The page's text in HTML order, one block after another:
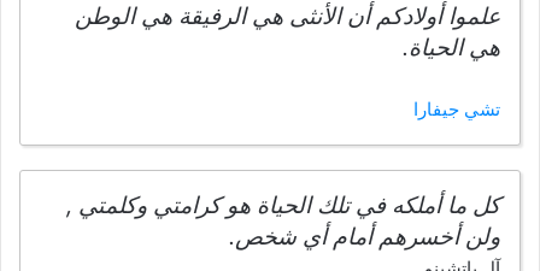
علموا أولادكم أن الأنثى هي الرفيقة هي الوطن
هي الحياة.
تشي جيفارا
كل ما أملكه في تلك الحياة هو كرامتي وكلمتي ,
ولن أخسرهم أمام أي شخص.